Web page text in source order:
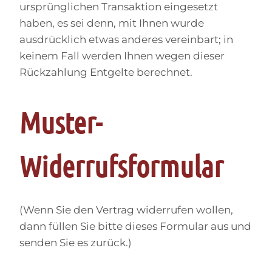
ursprünglichen Transaktion eingesetzt
haben, es sei denn, mit Ihnen wurde
ausdrücklich etwas anderes vereinbart; in
keinem Fall werden Ihnen wegen dieser
Rückzahlung Entgelte berechnet.
Muster-
Widerrufsformular
(Wenn Sie den Vertrag widerrufen wollen,
dann füllen Sie bitte dieses Formular aus und
senden Sie es zurück.)